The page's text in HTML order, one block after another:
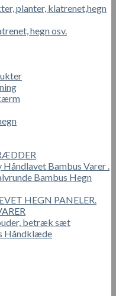
planter, klatrenet,hegn
hegn osv.
Bambus Varer .
Bambus Hegn
HEGN PANELER.
betræk sæt
Håndklæde